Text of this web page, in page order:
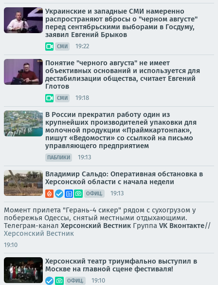
Украинские и западные СМИ намеренно
распространяют вбросы о "черном августе"
перед сентябрьскими выборами в Госдуму,
заявил Евгений Брыков
СМИ 19:22
Понятие "черного августа" не имеет
объективных оснований и используется для
дестабилизации общества, считает Евгений
Глотов
СМИ 19:18
В России прекратил работу один из
крупнейших производителей упаковки для
молочной продукции «Праймкартонпак»,
пишут «Ведомости» со ссылкой на письмо
управляющего предприятием
ПАБЛИКИ 19:13
Владимир Сальдо: Оперативная обстановка в
Херсонской области с начала недели
ОФИЦ. 19:13
Момент прилета "Герань-4 сикер" рядом с сухогрузом у
побережья Одессы, снятый местными отдыхающими.
Телеграм-канал Херсонский Вестник Группа VK Вконтакте//
Херсонский Вестник
19:10
Херсонский театр триумфально выступил в
Москве на главной сцене фестиваля!
ОФИЦ. 19:10